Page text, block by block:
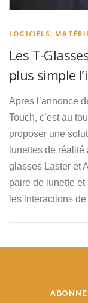
LOGICIELS,
Les T-
plus simple
Apres l’annonce
Touch, c’est au
proposer une
lunettes de
glasses Laster et
paire de lunette et
les interactions de